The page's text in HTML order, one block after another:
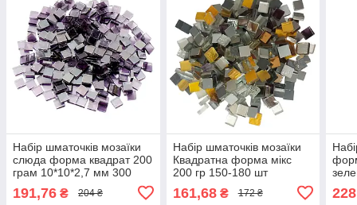
Набір шматочків мозаїки
слюда форма квадрат 200
грам 10*10*2,7 мм 300
фіолетовий прозорий
191,76 ₴ 204 ₴
Набір шматочків мозаїки
Квадратна форма мікс
200 гр 150-180 шт
161,68₴ 172 ₴